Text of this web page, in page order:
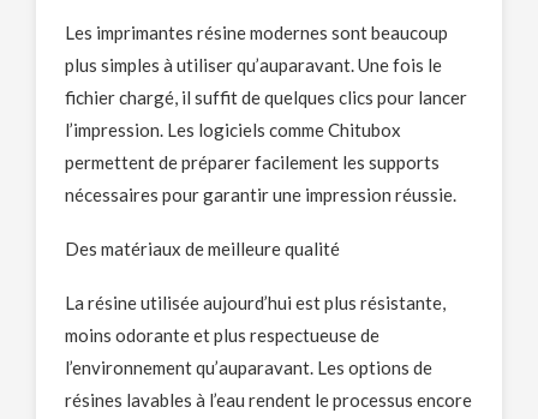
Les imprimantes résine modernes sont beaucoup
plus simples à utiliser qu’auparavant. Une fois le
fichier chargé, il suffit de quelques clics pour lancer
l’impression. Les logiciels comme Chitubox
permettent de préparer facilement les supports
nécessaires pour garantir une impression réussie.
Des matériaux de meilleure qualité
La résine utilisée aujourd’hui est plus résistante,
moins odorante et plus respectueuse de
l’environnement qu’auparavant. Les options de
résines lavables à l’eau rendent le processus encore